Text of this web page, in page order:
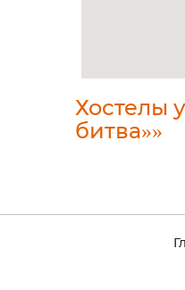
Хостелы
битва»»